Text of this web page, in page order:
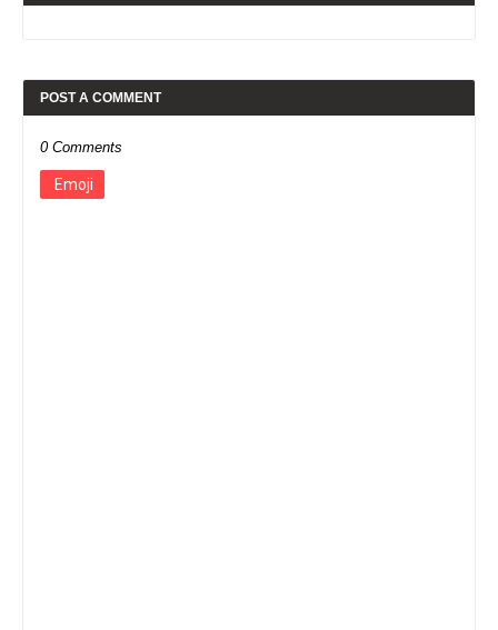
POST A COMMENT
0 Comments
Emoji